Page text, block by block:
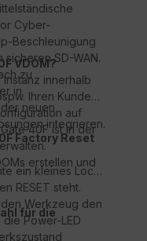
Cyber-
Beschleunigung
SD-WAN.
zu
in
neuen
integrieren.
VDOM?
innerhalb
Ihren Kunden
auf
40F ist in der
erstellen und
Factory Reset
ein kleines Loch,
RESET steht.
Werkzeug den
Power-LED
für die